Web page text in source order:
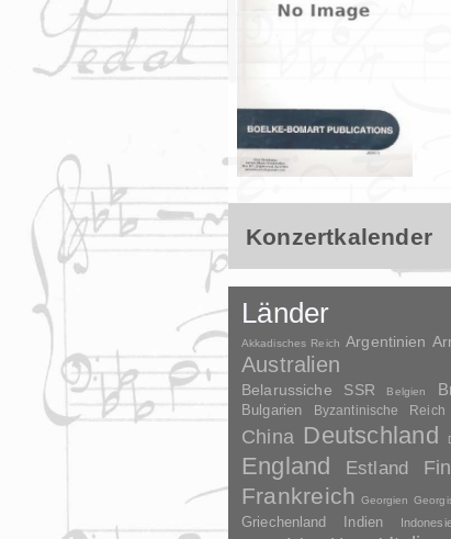
Konzertkalender
Länder
Akkadisches Reich Argentinien
Australien
Belarussiche SSR Belgien
Bulgarien Byzantinische Reich
China Deutschland
England Estland
Frankreich Georgien
Griechenland Indien